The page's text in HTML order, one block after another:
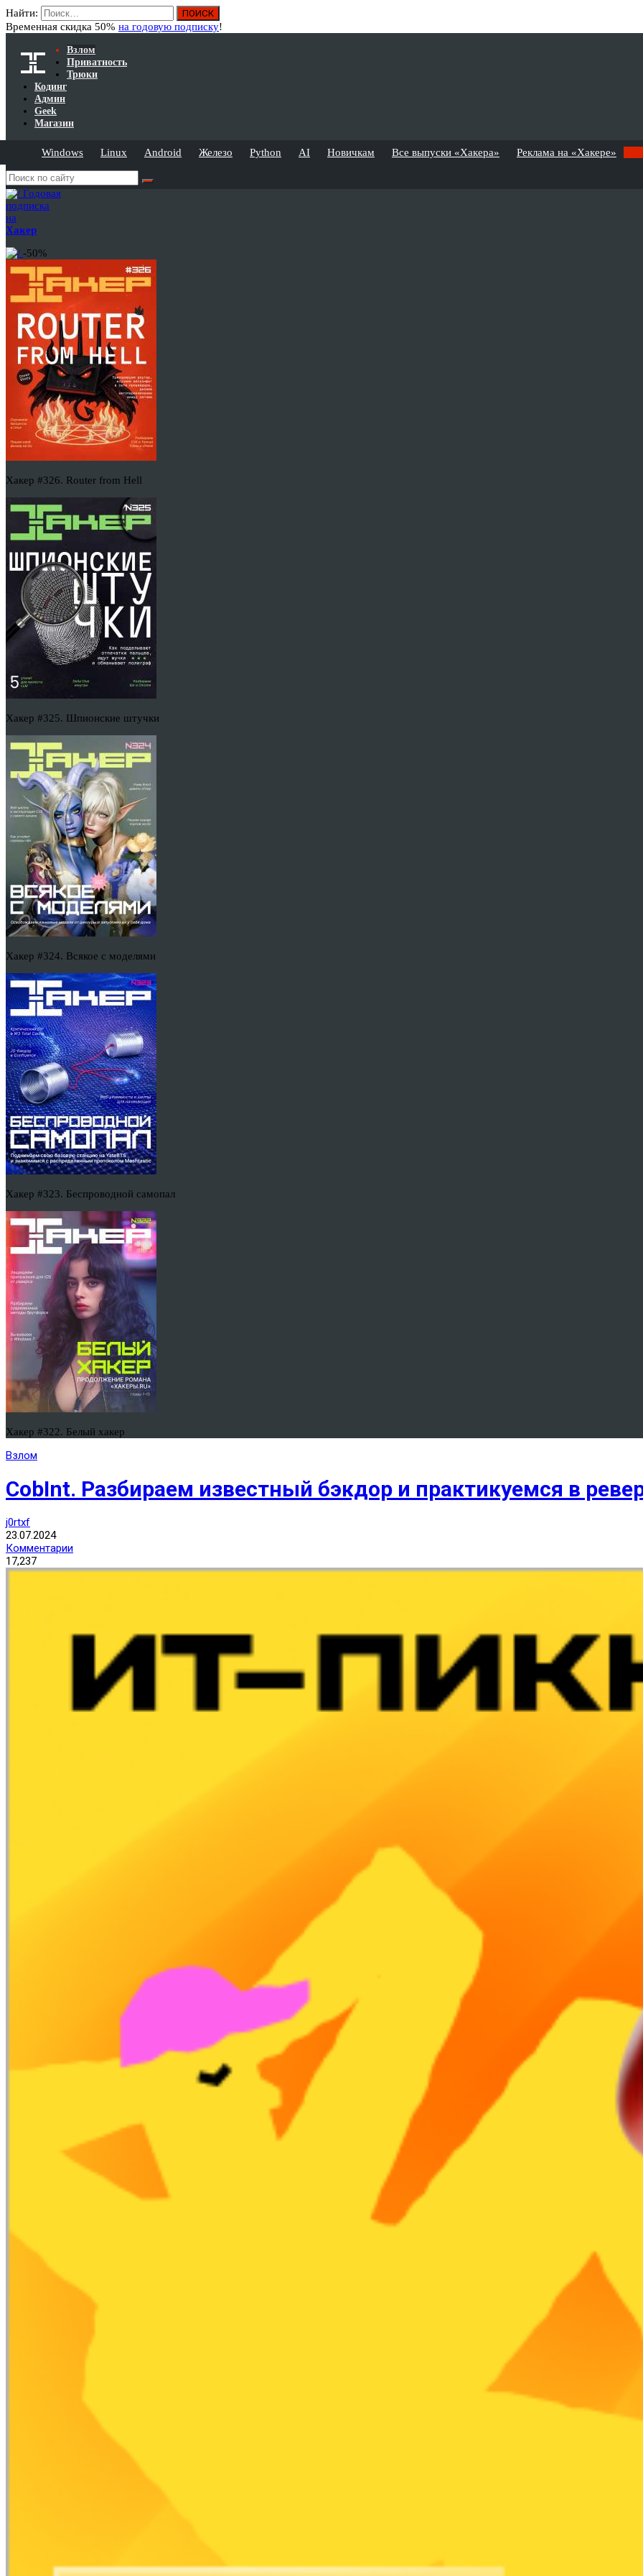
Найти:
Временная скидка 50% на годовую подписку!
Взлом
Приватность
Трюки
Кодинг
Админ
Geek
Магазин
Windows Linux Android Железо Python AI Новичкам Все выпуски «Хакера» Реклама на «Хакере»
Годовая
подписка
на
Хакер
-50%
Хакер #326. Router from Hell
Хакер #325. Шпионские штучки
Хакер #324. Всякое с моделями
Хакер #323. Беспроводной самопал
Хакер #322. Белый хакер
Взлом
CobInt. Разбираем известный бэкдор и практикуемся в
j0rtxf
23.07.2024
Комментарии
17,237